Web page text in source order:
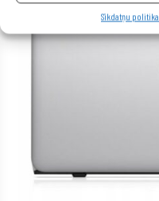
Sīkdatņu politika